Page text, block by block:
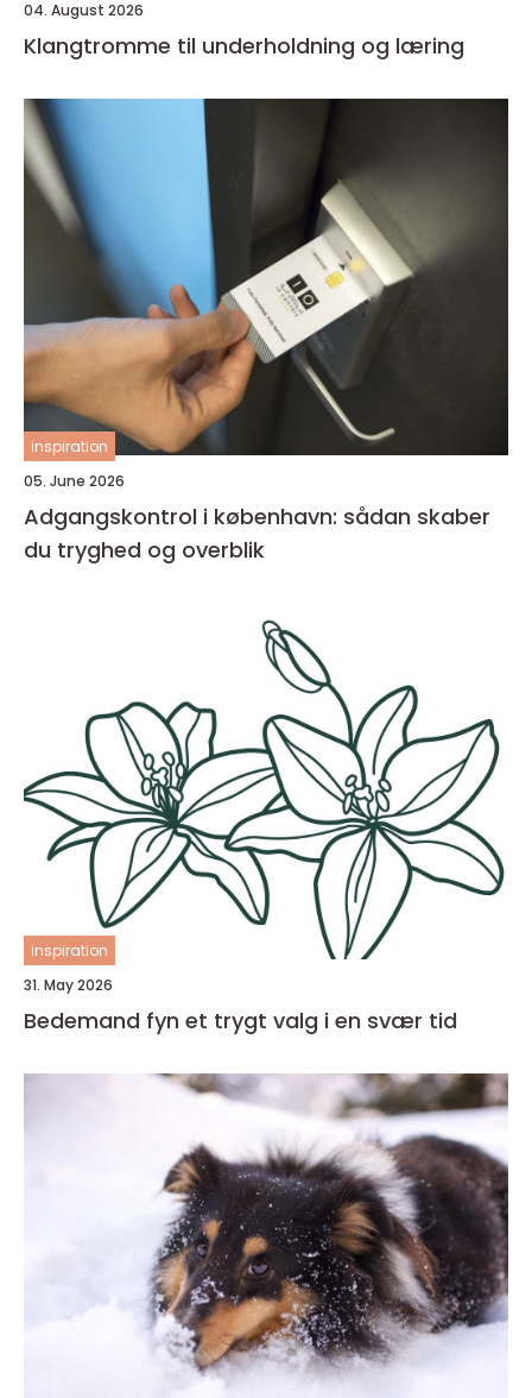
04. August 2026
Klangtromme til underholdning og læring
inspiration
05. June 2026
Adgangskontrol i københavn: sådan skaber
du tryghed og overblik
inspiration
31. May 2026
Bedemand fyn et trygt valg i en svær tid